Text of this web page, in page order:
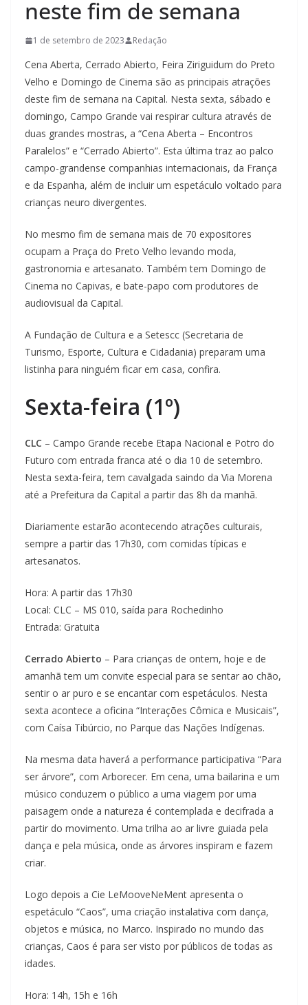
neste fim de semana
1 de setembro de 2023 Redação
Cena Aberta, Cerrado Abierto, Feira Ziriguidum do Preto
Velho e Domingo de Cinema são as principais atrações
deste fim de semana na Capital. Nesta sexta, sábado e
domingo, Campo Grande vai respirar cultura através de
duas grandes mostras, a “Cena Aberta – Encontros
Paralelos” e “Cerrado Abierto”. Esta última traz ao palco
campo-grandense companhias internacionais, da França
e da Espanha, além de incluir um espetáculo voltado para
crianças neuro divergentes.
No mesmo fim de semana mais de 70 expositores
ocupam a Praça do Preto Velho levando moda,
gastronomia e artesanato. Também tem Domingo de
Cinema no Capivas, e bate-papo com produtores de
audiovisual da Capital.
A Fundação de Cultura e a Setescc (Secretaria de
Turismo, Esporte, Cultura e Cidadania) preparam uma
listinha para ninguém ficar em casa, confira.
Sexta-feira (1º)
CLC – Campo Grande recebe Etapa Nacional e Potro do
Futuro com entrada franca até o dia 10 de setembro.
Nesta sexta-feira, tem cavalgada saindo da Via Morena
até a Prefeitura da Capital a partir das 8h da manhã.
Diariamente estarão acontecendo atrações culturais,
sempre a partir das 17h30, com comidas típicas e
artesanatos.
Hora: A partir das 17h30
Local: CLC – MS 010, saída para Rochedinho
Entrada: Gratuita
Cerrado Abierto – Para crianças de ontem, hoje e de
amanhã tem um convite especial para se sentar ao chão,
sentir o ar puro e se encantar com espetáculos. Nesta
sexta acontece a oficina “Interações Cômica e Musicais”,
com Caísa Tibúrcio, no Parque das Nações Indígenas.
Na mesma data haverá a performance participativa “Para
ser árvore”, com Arborecer. Em cena, uma bailarina e um
músico conduzem o público a uma viagem por uma
paisagem onde a natureza é contemplada e decifrada a
partir do movimento. Uma trilha ao ar livre guiada pela
dança e pela música, onde as árvores inspiram e fazem
criar.
Logo depois a Cie LeMooveNeMent apresenta o
espetáculo “Caos”, uma criação instalativa com dança,
objetos e música, no Marco. Inspirado no mundo das
crianças, Caos é para ser visto por públicos de todas as
idades.
Hora: 14h, 15h e 16h